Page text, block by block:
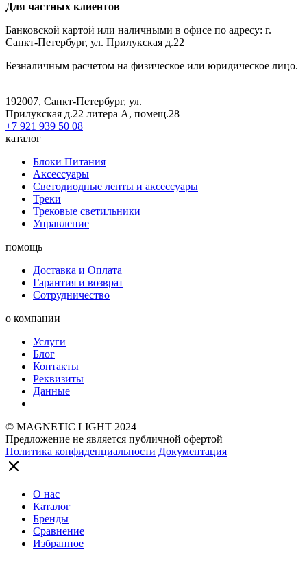
Для частных клиентов
Банковской картой или наличными в офисе по адресу: г.
Санкт-Петербург, ул. Прилукская д.22
Безналичным расчетом на физическое или юридическое лицо.
192007, Санкт-Петербург, ул.
Прилукская д.22 литера А, помещ.28
+7 921 939 50 08
каталог
Блоки Питания
Аксессуары
Светодиодные ленты и аксессуары
Треки
Трековые светильники
Управление
помощь
Доставка и Оплата
Гарантия и возврат
Сотрудничество
о компании
Услуги
Блог
Контакты
Реквизиты
Данные
© MAGNETIC LIGHT 2024
Предложение не является публичной офертой
Политика конфиденциальности Документация
О нас
Каталог
Бренды
Сравнение
Избранное